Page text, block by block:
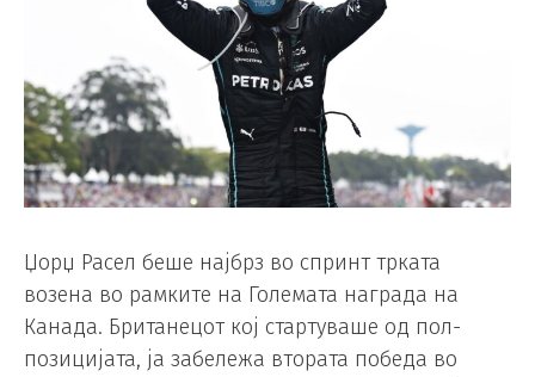
Џорџ Расел беше најбрз во спринт трката
возена во рамките на Големата награда на
Канада. Британецот кој стартуваше од пол-
позицијата, ја забележа втората победа во